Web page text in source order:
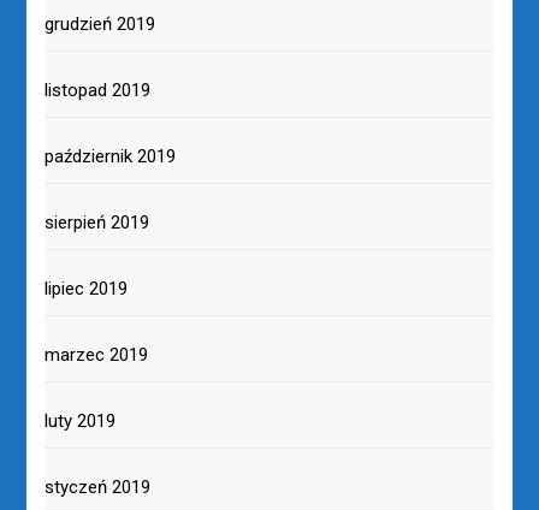
grudzień 2019
listopad 2019
październik 2019
sierpień 2019
lipiec 2019
marzec 2019
luty 2019
styczeń 2019